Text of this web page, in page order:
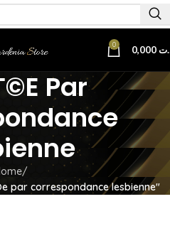
0
Par
par correspondance lesbienne"